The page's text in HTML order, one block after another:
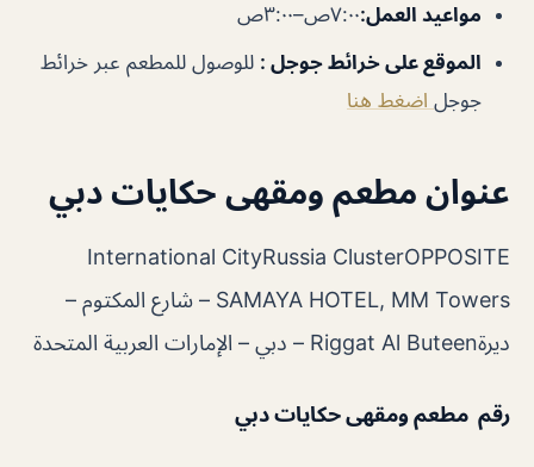
مواعيد العمل:٧:٠٠ص–٣:٠٠ص
الموقع على خرائط جوجل : للوصول للمطعم عبر خرائط
جوجل اضغط هنا
عنوان مطعم ومقهى حكايات دبي
International CityRussia ClusterOPPOSITE
SAMAYA HOTEL, MM Towers – شارع المكتوم –
ديرةRiggat Al Buteen – دبي – الإمارات العربية المتحدة
رقم مطعم ومقهى حكايات دبي